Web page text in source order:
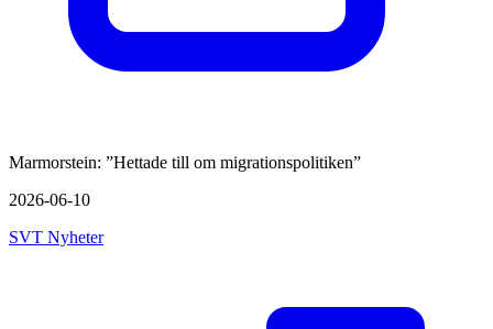
Marmorstein: ”Hettade till om migrationspolitiken”
2026-06-10
SVT Nyheter